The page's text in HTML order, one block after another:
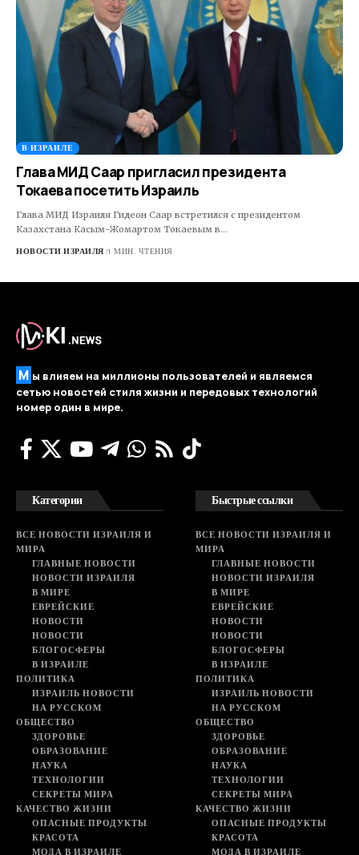
В ИЗРАИЛЕ
Глава МИД Саар пригласил президента
Токаева посетить Израиль
Глава МИД Израиля Гидеон Саар встретился с президентом
Казахстана Касым-Жомартом Токаевым в…
НОВОСТИ ИЗРАИЛЯ 1 МИН. ЧТЕНИЯ
М ы влияем на миллионы пользователей и являемся
сетью новостей стиля жизни и передовых технологий
номер один в мире.
Категории
ВСЕ НОВОСТИ ИЗРАИЛЯ И
МИРА
ГЛАВНЫЕ НОВОСТИ
НОВОСТИ ИЗРАИЛЯ
В МИРЕ
ЕВРЕЙСКИЕ
НОВОСТИ
НОВОСТИ
БЛОГОСФЕРЫ
В ИЗРАИЛЕ
ПОЛИТИКА
ИЗРАИЛЬ НОВОСТИ
НА РУССКОМ
ОБЩЕСТВО
ЗДОРОВЬЕ
ОБРАЗОВАНИЕ
НАУКА
ТЕХНОЛОГИИ
СЕКРЕТЫ МИРА
КАЧЕСТВО ЖИЗНИ
ОПАСНЫЕ ПРОДУКТЫ
КРАСОТА
МОДА В ИЗРАИЛЕ
Быстрые ссылки
ВСЕ НОВОСТИ ИЗРАИЛЯ И
МИРА
ГЛАВНЫЕ НОВОСТИ
НОВОСТИ ИЗРАИЛЯ
В МИРЕ
ЕВРЕЙСКИЕ
НОВОСТИ
НОВОСТИ
БЛОГОСФЕРЫ
В ИЗРАИЛЕ
ПОЛИТИКА
ИЗРАИЛЬ НОВОСТИ
НА РУССКОМ
ОБЩЕСТВО
ЗДОРОВЬЕ
ОБРАЗОВАНИЕ
НАУКА
ТЕХНОЛОГИИ
СЕКРЕТЫ МИРА
КАЧЕСТВО ЖИЗНИ
ОПАСНЫЕ ПРОДУКТЫ
КРАСОТА
МОДА В ИЗРАИЛЕ